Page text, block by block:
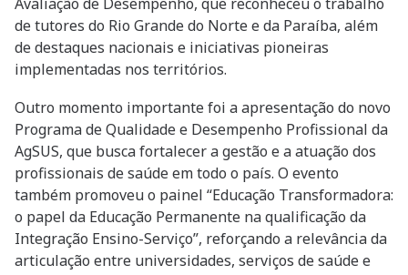
de tutores do Rio Grande do Norte e da Paraíba, além
de destaques nacionais e iniciativas pioneiras
implementadas nos territórios.
Outro momento importante foi a apresentação do novo
Programa de Qualidade e Desempenho Profissional da
AgSUS, que busca fortalecer a gestão e a atuação dos
profissionais de saúde em todo o país. O evento
também promoveu o painel “Educação Transformadora:
o papel da Educação Permanente na qualificação da
Integração Ensino-Serviço”, reforçando a relevância da
articulação entre universidades, serviços de saúde e